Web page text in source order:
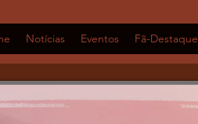
Notícias Eventos Fã-Destaque